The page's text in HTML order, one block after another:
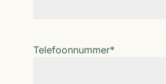
Telefoonnummer*